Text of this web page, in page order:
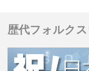
歴代フォルク